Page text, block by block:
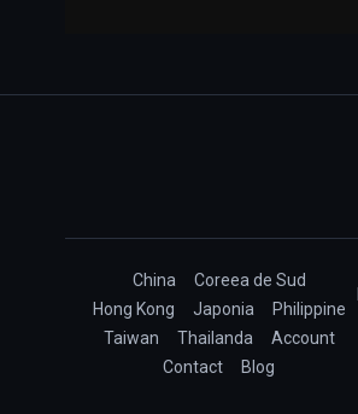
China
Coreea de Sud
Hong Kong
Japonia
Philippine
Taiwan
Thailanda
Account
Contact
Blog